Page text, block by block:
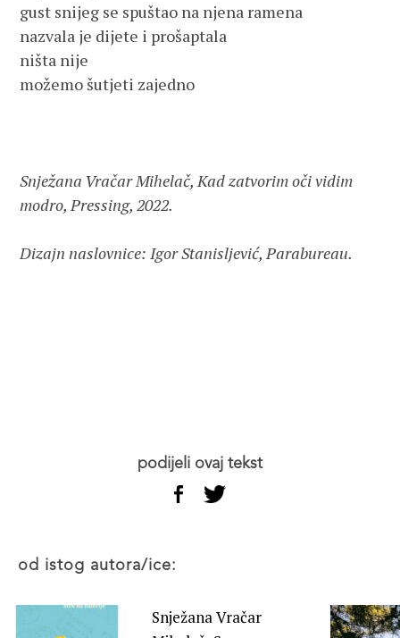
gust snijeg se spuštao na njena ramena
nazvala je dijete i prošaptala
ništa nije
možemo šutjeti zajedno
Snježana Vračar Mihelač, Kad zatvorim oči vidim
modro, Pressing, 2022.
podijeli ovaj tekst
od istog autora/ice:
Snježana Vračar